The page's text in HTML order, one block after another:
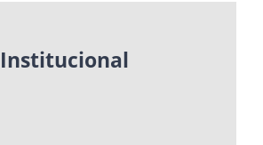
Institucional